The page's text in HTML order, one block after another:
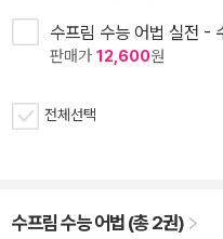
수프림 수능 어법 실전 -
판매가 12,600원
전체선택
수프림 수능 어법 (총 2권)